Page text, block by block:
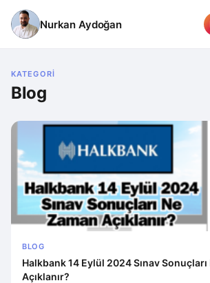
Nurkan Aydoğan
KATEGORI
Blog
BLOG
Halkbank 14 Eylül 2024 Sınav Sonuçları
Açıklanır?